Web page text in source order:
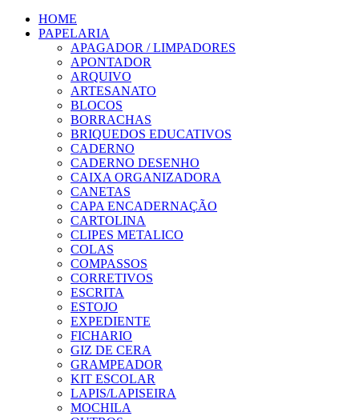
HOME
PAPELARIA
APAGADOR / LIMPADORES
APONTADOR
ARQUIVO
ARTESANATO
BLOCOS
BORRACHAS
BRIQUEDOS EDUCATIVOS
CADERNO
CADERNO DESENHO
CAIXA ORGANIZADORA
CANETAS
CAPA ENCADERNAÇÃO
CARTOLINA
CLIPES METALICO
COLAS
COMPASSOS
CORRETIVOS
ESCRITA
ESTOJO
EXPEDIENTE
FICHARIO
GIZ DE CERA
GRAMPEADOR
KIT ESCOLAR
LAPIS/LAPISEIRA
MOCHILA